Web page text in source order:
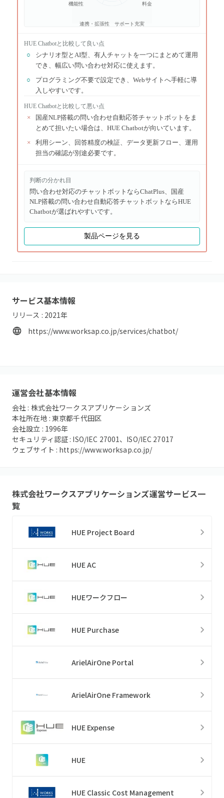
料金
サポート充実
連携・拡張性
機能性
HUE Chatbotと比較して良い点
○
シナリオ型とAI型、有人チャットを一つにまとめて運用
でき、幅広い問い合わせ対応に使えます。
○
プログラミング不要で設定でき、Webサイトへ手軽に導
入しやすいです。
HUE Chatbotと比較して悪い点
×
国産NLP搭載の問い合わせ自動応答チャットボットをま
とめて担いたい場合は、HUE Chatbotが向いています。
×
利用シーン、回答精度の検証、データ更新フロー、運用
担当の確認が別途必要です。
判断の分かれ目
問い合わせ対応のチャットボットならChatPlus、国産
NLP搭載の問い合わせ自動応答チャットボットならHUE
Chatbotが選ばれやすいです。
製品ページを見る
サービス基本情報
リリース : 2021年
https://www.worksap.co.jp/services/chatbot/
運営会社基本情報
会社 : 株式会社ワークスアプリケーションズ
本社所在地 :東京都千代田区
会社設立 : 1996年
セキュリティ認証 : ISO/IEC 27001、ISO/IEC 27017
ウェブサイト : https://www.worksap.co.jp/
株式会社ワークスアプリケーションズ運営サービス一
覧
HUE Project Board
HUE AC
HUEワークフロー
HUE Purchase
ArielAirOne Portal
ArielAirOne Framework
HUE Expense
HUE
HUE Classic Cost Management